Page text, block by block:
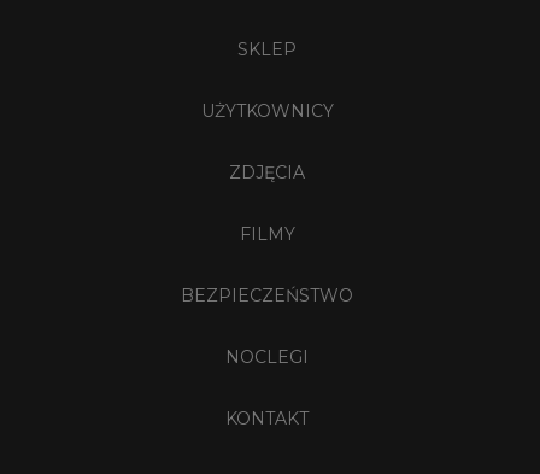
SKLEP
UŻYTKOWNICY
ZDJĘCIA
FILMY
BEZPIECZEŃSTWO
NOCLEGI
KONTAKT